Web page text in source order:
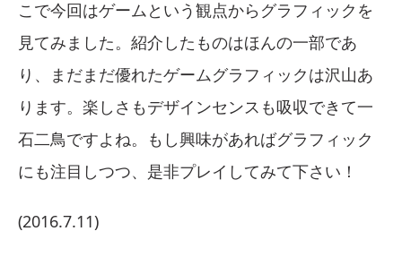
こで今回はゲームという観点からグラフィックを
見てみました。紹介したものはほんの一部であ
り、まだまだ優れたゲームグラフィックは沢山あ
ります。楽しさもデザインセンスも吸収できて一
石二鳥ですよね。もし興味があればグラフィック
にも注目しつつ、是非プレイしてみて下さい！
(2016.7.11)